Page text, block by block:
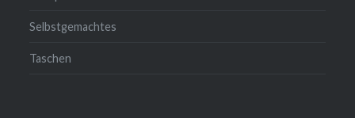
Selbstgemachtes
Taschen